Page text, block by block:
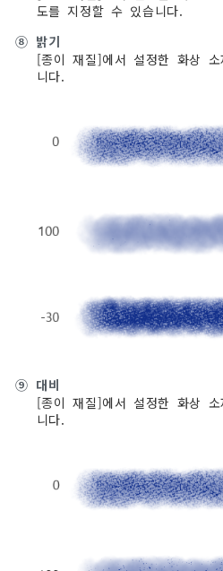
도를 지정할 수 있습니다.
⑧ 밝기
[종이 재질]에서 설정한 화상
니다.
⑨ 대비
[종이 재질]에서 설정한 화상
니다.